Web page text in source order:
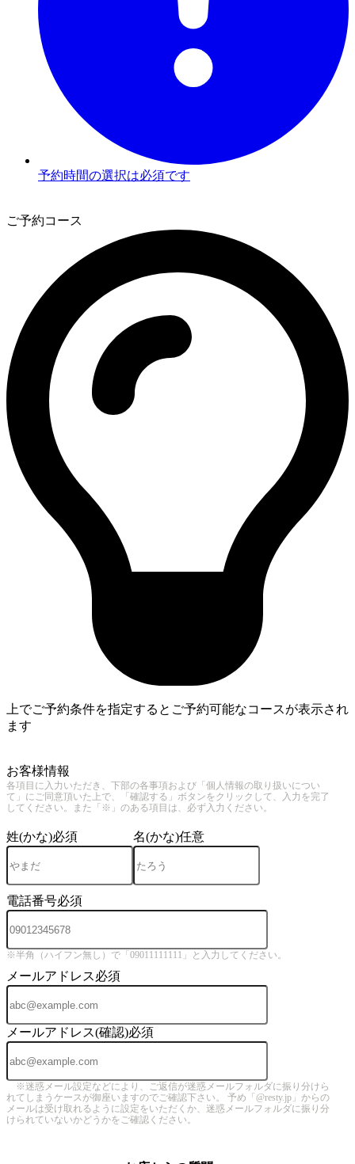
予約時間の選択は必須です
ご予約コース
上でご予約条件を指定するとご予約可能なコースが表示され
ます
お客様情報
各項目に入力いただき、下部の各事項および「個人情報の取り扱いについ
て」にご同意頂いた上で、「確認する」ボタンをクリックして、入力を完了
してください。また「※」のある項目は、必ず入力ください。
姓(かな)必須 名(かな)任意
電話番号必須
※半角（ハイフン無し）で「09011111111」と入力してください。
メールアドレス必須
メールアドレス(確認)必須
※迷惑メール設定などにより、ご返信が迷惑メールフォルダに振り分けら
れてしまうケースが御座いますのでご確認下さい。 予め「@resty.jp」からの
メールは受け取れるように設定をいただくか、迷惑メールフォルダに振り分
けられていないかどうかをご確認ください。